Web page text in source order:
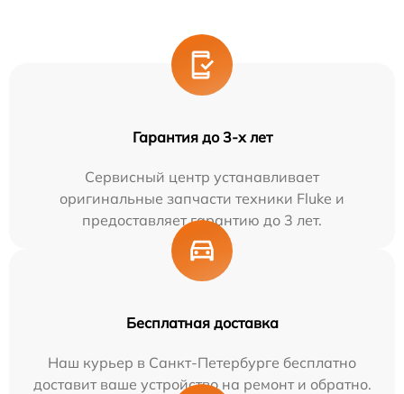
Гарантия до 3-х лет
Сервисный центр устанавливает
оригинальные запчасти техники Fluke и
предоставляет гарантию до 3 лет.
Бесплатная доставка
Наш курьер в Санкт-Петербурге бесплатно
доставит ваше устройство на ремонт и обратно.